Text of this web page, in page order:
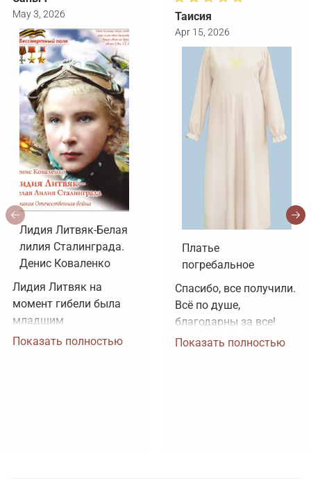
May 3, 2026
Лидия Литвяк-Белая
лилия Сталинграда.
Денис Коваленко
Лидия Литвяк на
момент гибели была
младшим
лейтенантом.
Показать полностью
Таисия
Apr 15, 2026
Платье
погребальное
Спасибо, все получили.
Всё по душе,
благодарны за все!
Показать полностью